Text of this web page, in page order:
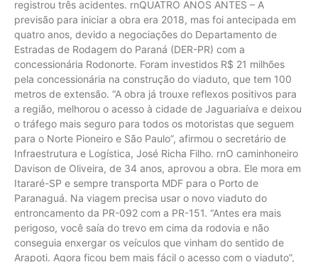
registrou três acidentes. rnQUATRO ANOS ANTES – A
previsão para iniciar a obra era 2018, mas foi antecipada em
quatro anos, devido a negociações do Departamento de
Estradas de Rodagem do Paraná (DER-PR) com a
concessionária Rodonorte. Foram investidos R$ 21 milhões
pela concessionária na construção do viaduto, que tem 100
metros de extensão. “A obra já trouxe reflexos positivos para
a região, melhorou o acesso à cidade de Jaguariaíva e deixou
o tráfego mais seguro para todos os motoristas que seguem
para o Norte Pioneiro e São Paulo”, afirmou o secretário de
Infraestrutura e Logística, José Richa Filho. rnO caminhoneiro
Davison de Oliveira, de 34 anos, aprovou a obra. Ele mora em
Itararé-SP e sempre transporta MDF para o Porto de
Paranaguá. Na viagem precisa usar o novo viaduto do
entroncamento da PR-092 com a PR-151. “Antes era mais
perigoso, você saía do trevo em cima da rodovia e não
conseguia enxergar os veículos que vinham do sentido de
Arapoti. Agora ficou bem mais fácil o acesso com o viaduto”,